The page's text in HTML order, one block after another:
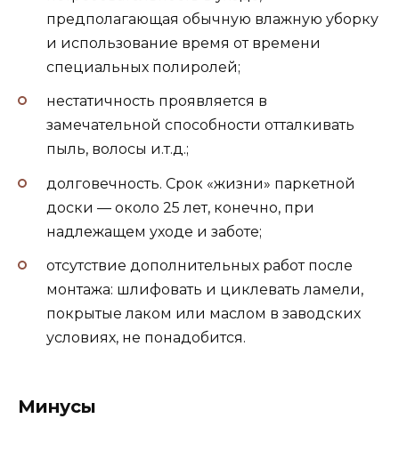
предполагающая обычную влажную уборку
и использование время от времени
специальных полиролей;
нестатичность проявляется в
замечательной способности отталкивать
пыль, волосы и.т.д.;
долговечность. Срок «жизни» паркетной
доски — около 25 лет, конечно, при
надлежащем уходе и заботе;
отсутствие дополнительных работ после
монтажа: шлифовать и циклевать ламели,
покрытые лаком или маслом в заводских
условиях, не понадобится.
Минусы